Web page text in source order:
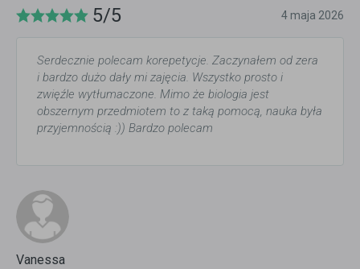
5/5 4 maja 2026
Serdecznie polecam korepetycje. Zaczynałem od zera
i bardzo dużo dały mi zajęcia. Wszystko prosto i
zwięźle wytłumaczone. Mimo że biologia jest
obszernym przedmiotem to z taką pomocą, nauka była
przyjemnością :)) Bardzo polecam
Vanessa